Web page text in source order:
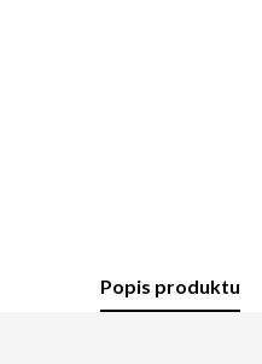
Popis produktu